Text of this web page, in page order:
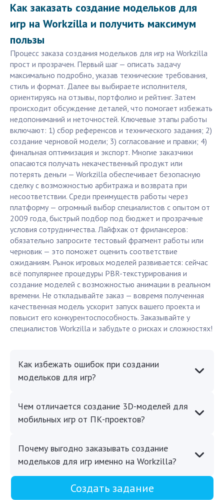
Как заказать создание модельков для
игр на Workzilla и получить максимум
пользы
Процесс заказа создания модельков для игр на Workzilla
прост и прозрачен. Первый шаг — описать задачу
максимально подробно, указав технические требования,
стиль и формат. Далее вы выбираете исполнителя,
ориентируясь на отзывы, портфолио и рейтинг. Затем
происходит обсуждение деталей, что помогает избежать
недопониманий и неточностей. Ключевые этапы работы
включают: 1) сбор референсов и технического задания; 2)
создание черновой модели; 3) согласование и правки; 4)
финальная оптимизация и экспорт. Многие заказчики
опасаются получать некачественный продукт или
потерять деньги — Workzilla обеспечивает безопасную
сделку с возможностью арбитража и возврата при
несоответствии. Среди преимуществ работы через
платформу — огромный выбор специалистов с опытом от
2009 года, быстрый подбор под бюджет и прозрачные
условия сотрудничества. Лайфхак от фрилансеров:
обязательно запросите тестовый фрагмент работы или
черновик — это поможет оценить соответствие
ожиданиям. Рынок игровых моделей развивается: сейчас
всё популярнее процедуры PBR-текстурирования и
создание моделей с возможностью анимации в реальном
времени. Не откладывайте заказ — вовремя полученная
качественная модель ускорит запуск вашего проекта и
повысит его конкурентоспособность. Заказывайте у
специалистов Workzilla и забудьте о рисках и сложностях!
Как избежать ошибок при создании
модельков для игр?
Чем отличается создание 3D-моделей для
мобильных игр от ПК-проектов?
Почему выгодно заказывать создание
модельков для игр именно на Workzilla?
Создать задание